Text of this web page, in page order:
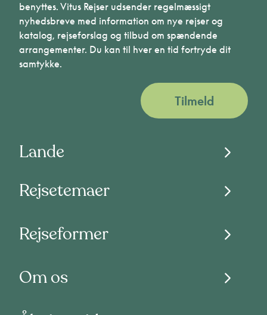
benyttes. Vitus Rejser udsender regelmæssigt
nyhedsbreve med information om nye rejser og
katalog, rejseforslag og tilbud om spændende
arrangementer. Du kan til hver en tid fortryde dit
samtykke.
Tilmeld
Lande
Rejsetemaer
Rejseformer
Om os